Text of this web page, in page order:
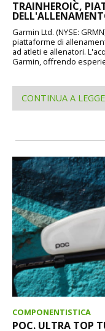
TRAINHEROIC,
Garmin Ltd. (NYSE:
piattaforme di
ad atleti e allenatori.
Garmin, offrendo
CONTINUA A
COMPONENTISTICA
POC. ULTRA TOP